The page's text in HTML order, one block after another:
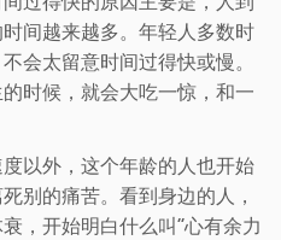
间越来越多。年轻人多数时
会太留意时间过得快或慢。
时候，就会大吃一惊，和一
以外，这个年龄的人也开始
别的痛苦。看到身边的人，
，开始明白什么叫“心有余力